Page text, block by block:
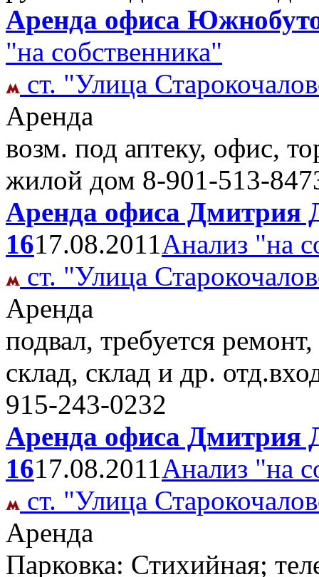
Аренда офиса
"на собственника"
ст. "Улица
Аренда
возм. под аптеку, офис,
жилой дом 8-901-513-
Аренда офиса Дмитрия
1617.08.2011Анализ "на
ст. "Улица
Аренда
подвал, требуется
склад, склад и др.
915-243-0232
Аренда офиса Дмитрия
1617.08.2011Анализ "на
ст. "Улица
Аренда
Парковка: Стихийная;